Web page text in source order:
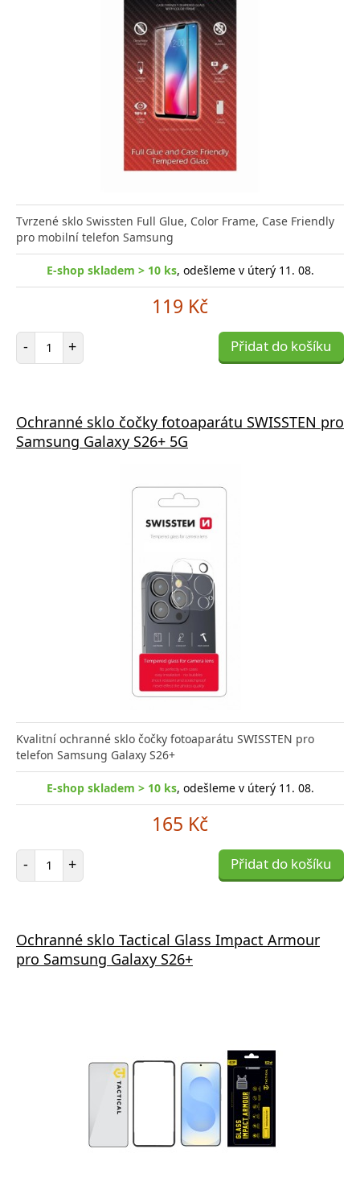
Tvrzené sklo Swissten Full Glue, Color Frame, Case Friendly
pro mobilní telefon Samsung
E-shop skladem > 10 ks, odešleme v úterý 11. 08.
119 Kč
- Počet položek
+ Přidat do košíku
Ochranné sklo čočky fotoaparátu SWISSTEN pro
Samsung Galaxy S26+ 5G
Kvalitní ochranné sklo čočky fotoaparátu SWISSTEN pro
telefon Samsung Galaxy S26+
E-shop skladem > 10 ks, odešleme v úterý 11. 08.
165 Kč
- Počet položek
+ Přidat do košíku
Ochranné sklo Tactical Glass Impact Armour
pro Samsung Galaxy S26+